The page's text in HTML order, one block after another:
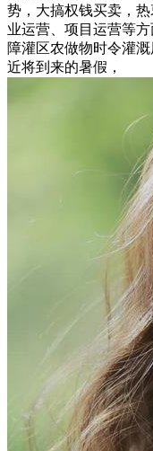
势，大搞权钱买卖，
业运营、项目运营等
障灌区农做物时令灌
近将到来的暑假，